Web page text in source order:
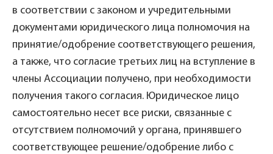
в соответствии с законом и учредительными
документами юридического лица полномочия на
принятие/одобрение соответствующего решения,
а также, что согласие третьих лиц на вступление в
члены Ассоциации получено, при необходимости
получения такого согласия. Юридическое лицо
самостоятельно несет все риски, связанные с
отсутствием полномочий у органа, принявшего
соответствующее решение/одобрение либо с